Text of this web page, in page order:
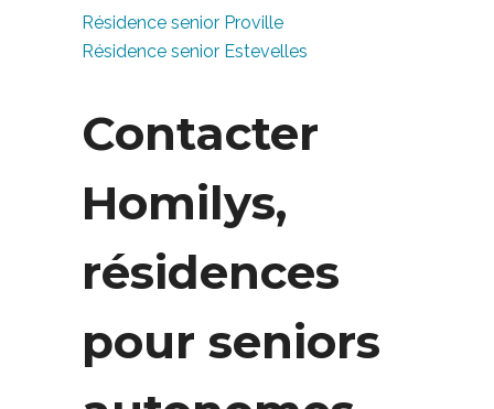
Résidence senior autonome La Bassée
Résidence senior Proville
Contacter
Homilys,
résidences
pour seniors